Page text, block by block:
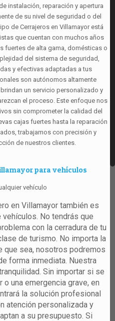
instalación, reparación y apertura
de su nivel de seguridad o del
de Cerrajeros en Villamayor está
que cuentan con muchos años
fuertes de alta gama, domésticas o
del sistema de seguridad,
y efectivas adaptadas a tus
son autónomos altamente
un servicio personalizado y
el proceso. Este enfoque nos
sin comprometer la calidad del
cajas fuertes hasta la reparación
trabajamos con precisión y
de nuestros clientes.
para vehículos
vehículo
en Villamayor también es
No tendrás que
con la cerradura de tu
de turismo. No importa la
que sea, nosotros podremos
forma inmediata. Nuestra
Sin importar si se
una emergencia grave, en
la solución profesional
atención personalizada y
a su presupuesto. Si